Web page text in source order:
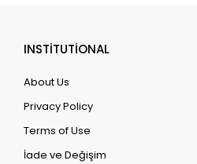
INSTİTUTİONAL
About Us
Privacy Policy
Terms of Use
İade ve Değişim